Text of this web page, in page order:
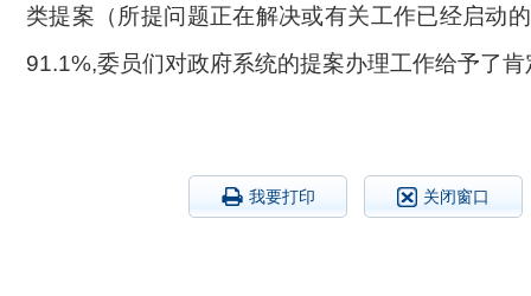
类提案 （所提问题正在解决或有关工作已经启动
91.1%,委员们对政府系统的提案办理工作给予了肯
我要打印 关闭窗口